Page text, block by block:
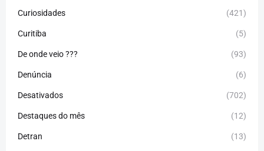
Curiosidades (421)
Curitiba (5)
De onde veio ??? (93)
Denúncia (6)
Desativados (702)
Destaques do mês (12)
Detran (13)